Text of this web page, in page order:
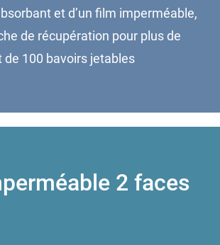
et d’un film imperméable,
de récupération pour plus de
de 100 bavoirs jetables
2 faces